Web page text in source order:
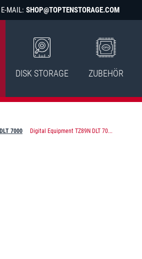
E-MAIL: SHOP@TOPTENSTORAGE.COM
DISK STORAGE ZUBEHÖR
DLT 7000 Digital Equipment TZ89N DLT 70...